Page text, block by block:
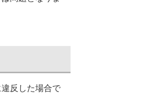
反した場合で